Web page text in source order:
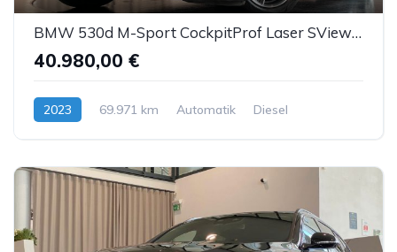
BMW 530d M-Sport CockpitProf Laser SView HUD H&K ACC
40.980,00 €
2023 69.971 km Automatik Diesel